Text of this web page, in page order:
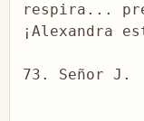
respira...
¡Alexandra
73. Señor J.